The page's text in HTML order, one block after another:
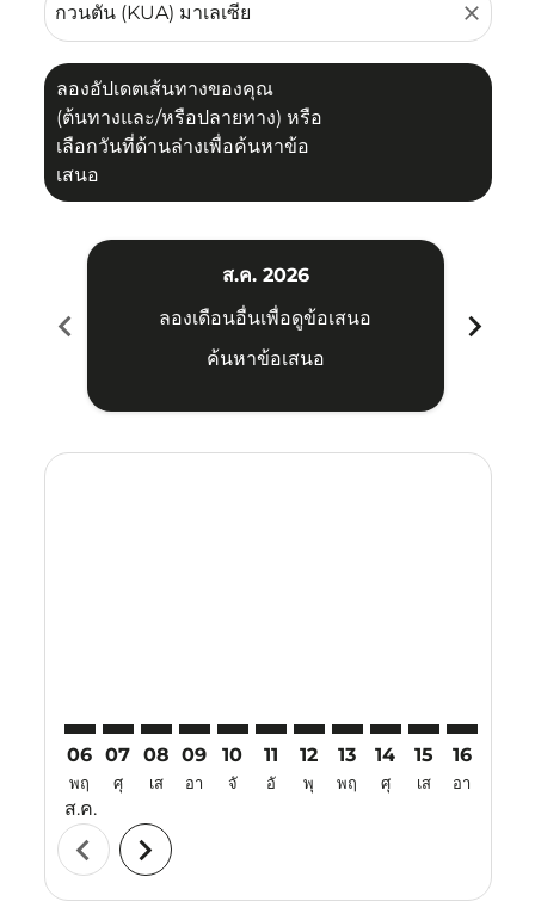
close
ลองอัปเดตเส้นทางของคุณ
(ต้นทางและ/หรือปลายทาง) หรือ
เลือกวันที่ด้านล่างเพื่อค้นหาข้อ
เสนอ
chevron_left
ส.ค. 2026
ลองเดือนอื่นเพื่อดูข้อเสนอ
ค้นหาข้อเสนอ
chevron_right
06
พฤ
ส.ค.
07
ศุ
08
เส
09
อา
10
จั
11
อั
12
พุ
13
พฤ
14
ศุ
15
เส
16
อา
chevron_left chevron_right